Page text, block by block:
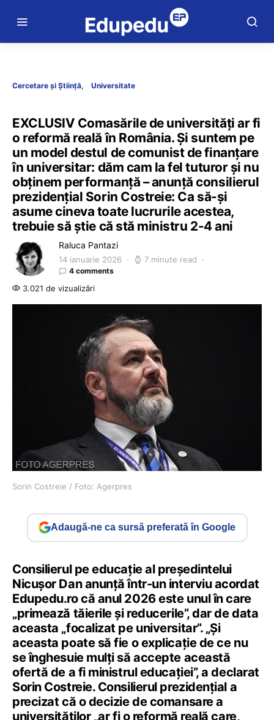
Cercetare și Știință Universitate
EXCLUSIV Comasările de universități ar fi
o reformă reală în România. Și suntem pe
un model destul de comunist de finanțare
în universitar: dăm cam la fel tuturor și nu
obținem performanță – anunță consilierul
prezidențial Sorin Costreie: Ca să-și
asume cineva toate lucrurile acestea,
trebuie să știe că stă ministru 2-4 ani
Raluca Pantazi
14 ianuarie 2026 7 minute read
4 comments
3.021 de vizualizări
Sorin Costreie / Foto: Agerpres
Adaugă-ne ca sursă preferată în Google
Consilierul pe educație al președintelui
Nicușor Dan anunță într-un interviu acordat
Edupedu.ro că anul 2026 este unul în care
„primează tăierile și reducerile”, dar de data
aceasta „focalizat pe universitar”. „Și
aceasta poate să fie o explicație de ce nu
se înghesuie mulți să accepte această
ofertă de a fi ministrul educației”, a declarat
Sorin Costreie. Consilierul prezidențial a
precizat că o decizie de comansare a
universităților „ar fi o reformă reală care,